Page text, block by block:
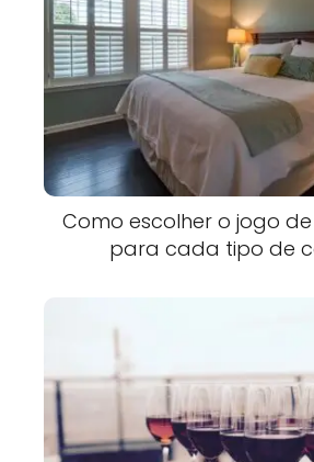
Como escolher o jogo
para cada tipo de